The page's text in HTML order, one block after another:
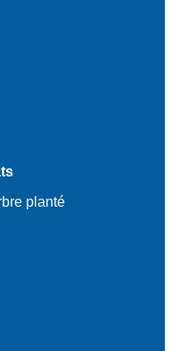
planté